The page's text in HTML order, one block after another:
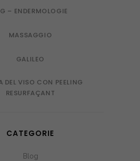
– ENDERMOLOGIE
MASSAGGIO
GALILEO
DEL VISO CON PEELING
RESURFAÇANT
CATEGORIE
Blog